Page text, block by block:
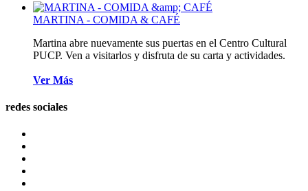
MARTINA - COMIDA & CAFÉ
Martina abre nuevamente sus puertas en el Centro Cultural
PUCP. Ven a visitarlos y disfruta de su carta y actividades.
Ver Más
redes sociales